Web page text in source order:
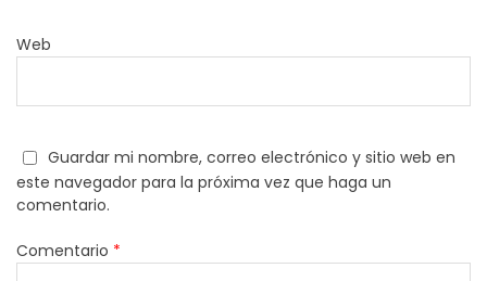
Web
Guardar mi nombre, correo electrónico y sitio web en
este navegador para la próxima vez que haga un
comentario.
Comentario *